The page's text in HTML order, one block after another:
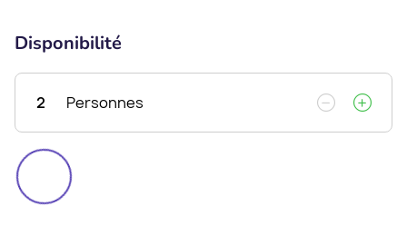
Disponibilité
2 Personnes